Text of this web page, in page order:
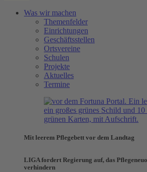
Was wir machen
Themenfelder
Einrichtungen
Geschäftsstellen
Ortsvereine
Schulen
Projekte
Aktuelles
Termine
Mit leerem Pflegebett vor dem Landtag
LIGA fordert Regierung auf, das
verhindern